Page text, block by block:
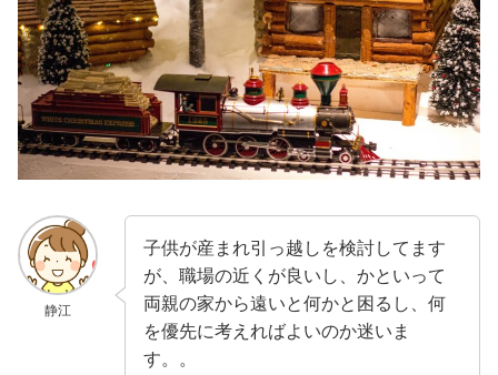
静江
子供が産まれ引っ越しを検討してます
が、職場の近くが良いし、かといって
両親の家から遠いと何かと困るし、何
を優先に考えればよいのか迷いま
す。。